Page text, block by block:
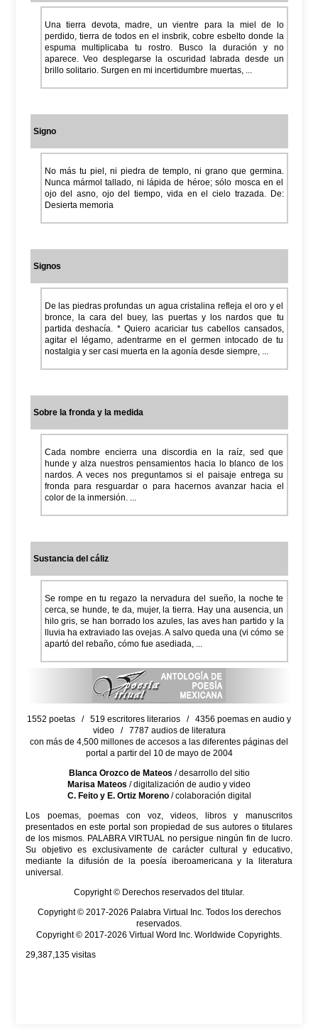
Una tierra devota, madre, un vientre para la miel de lo
perdido, tierra de todos en el insbrik, cobre esbelto donde la
espuma multiplicaba tu rostro. Busco la duración y no
aparece. Veo desplegarse la oscuridad labrada desde un
brillo solitario. Surgen en mi incertidumbre muertas, ...
Signo
No más tu piel, ni piedra de templo, ni grano que germina.
Nunca mármol tallado, ni lápida de héroe; sólo mosca en el
ojo del asno, ojo del tiempo, vida en el cielo trazada. De:
Desierta memoria
Signos
De las piedras profundas un agua cristalina refleja el oro y el
bronce, la cara del buey, las puertas y los nardos que tu
partida deshacía. * Quiero acariciar tus cabellos cansados,
agitar el légamo, adentrarme en el germen intocado de tu
nostalgia y ser casi muerta en la agonía desde siempre, ...
Sobre la fronda y la medida
Cada nombre encierra una discordia en la raíz, sed que
hunde y alza nuestros pensamientos hacia lo blanco de los
nardos. A veces nos preguntamos si el paisaje entrega su
fronda para resguardar o para hacernos avanzar hacia el
color de la inmersión. ...
Sustancia del cáliz
Se rompe en tu regazo la nervadura del sueño, la noche te
cerca, se hunde, te da, mujer, la tierra. Hay una ausencia, un
hilo gris, se han borrado los azules, las aves han partido y la
lluvia ha extraviado las ovejas. A salvo queda una (vi cómo se
apartó del rebaño, cómo fue asediada, ...
1552 poetas / 519 escritores literarios / 4356 poemas en audio y
video / 7787 audios de literatura
con más de 4,500 millones de accesos a las diferentes páginas del
portal a partir del 10 de mayo de 2004
Blanca Orozco de Mateos / desarrollo del sitio
Marisa Mateos / digitalización de audio y video
C. Feito y E. Ortiz Moreno/ colaboración digital
Los poemas, poemas con voz, videos, libros y manuscritos
presentados en este portal son propiedad de sus autores o titulares
de los mismos. PALABRA VIRTUAL no persigue ningún fin de lucro.
Su objetivo es exclusivamente de carácter cultural y educativo,
mediante la difusión de la poesía iberoamericana y la literatura
universal.
Copyright © Derechos reservados del titular.
Copyright © 2017-2026 Palabra Virtual Inc. Todos los derechos
reservados.
Copyright © 2017-2026 Virtual Word Inc. Worldwide Copyrights.
29,387,135 visitas